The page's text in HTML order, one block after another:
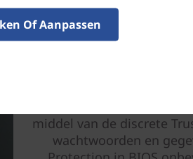
middel van de discrete
wachtwoorden en
Of Aanpassen